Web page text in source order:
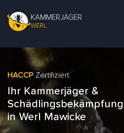
KAMMERJÄGER
WERL
HACCP Zertifiziert
Ihr Kammerjäger &
Schädlingsbekämpfung
in Werl Mawicke